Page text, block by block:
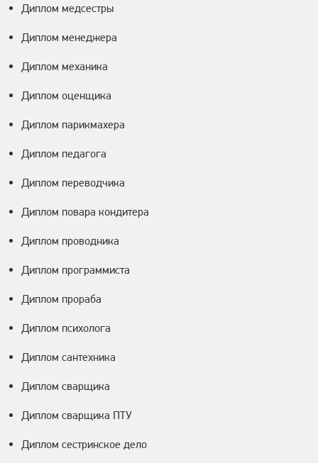
Диплом медсестры
Диплом менеджера
Диплом механика
Диплом оценщика
Диплом парикмахера
Диплом педагога
Диплом переводчика
Диплом повара кондитера
Диплом проводника
Диплом программиста
Диплом прораба
Диплом психолога
Диплом сантехника
Диплом сварщика
Диплом сварщика ПТУ
Диплом сестринское дело